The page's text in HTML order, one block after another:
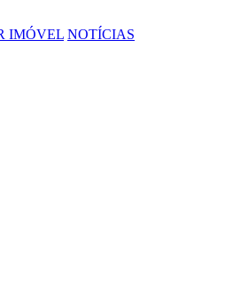
IMÓVEL NOTÍCIAS